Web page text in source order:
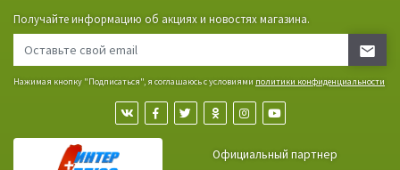
Получайте информацию об акциях и новостях магазина.
Нажимая кнопку "Подписаться", я соглашаюсь с условиями политики конфиденциальности
Официальный партнер